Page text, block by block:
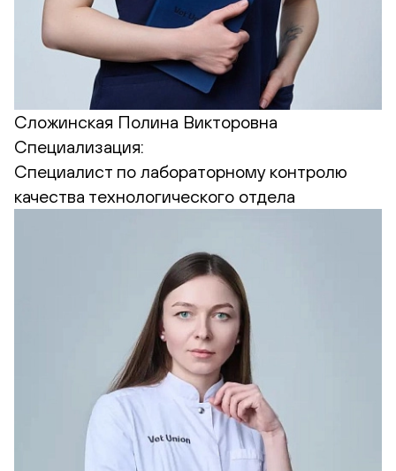
Сложинская Полина Викторовна
Специализация:
Cпециалист по лабораторному контролю
качества технологического отдела